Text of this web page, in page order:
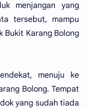
menjangan yang
tersebut, mampu
Bukit Karang Bolong
menuju ke
Bolong. Tempat
yang sudah tiada